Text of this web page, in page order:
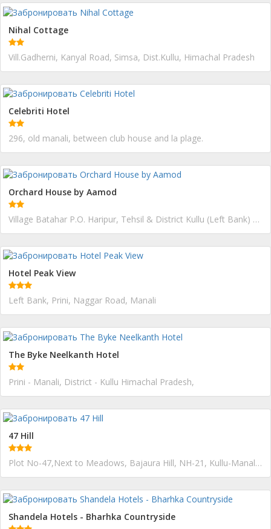
Nihal Cottage
Vill.Gadherni, Kanyal Road, Simsa, Dist.Kullu, Himachal Pradesh
Celebriti Hotel
296, old manali, between club house and la plage.
Orchard House by Aamod
Village Batahar P.O. Haripur, Tehsil & District Kullu (Left Bank) Via Naggar Road, Tehsil & District,
Hotel Peak View
Left Bank, Prini, Naggar Road, Manali
The Byke Neelkanth Hotel
Prini - Manali, District - Kullu Himachal Pradesh,
47 Hill
Plot No-47,Next to Meadows, Bajaura Hill, NH-21, Kullu-Manali Highway, Distt. Kullu
Shandela Hotels - Bharhka Countryside